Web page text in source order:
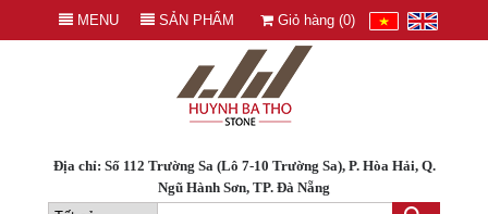
Giỏ hàng (0)
Địa chỉ: Số 112 Trường Sa (Lô 7-10 Trường Sa), P. Hòa Hải, Q.
Ngũ Hành Sơn, TP. Đà Nẵng
MENU SẢN PHẨM